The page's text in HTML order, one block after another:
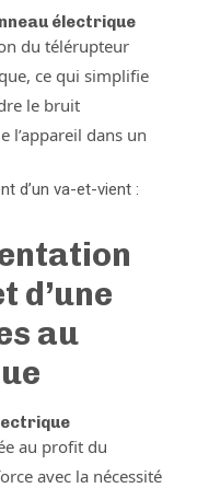
électrique
du télérupteur
ce qui simplifie
le bruit
l’appareil dans un
d’un va-et-vient :
d’une
au
au profit du
avec la nécessité